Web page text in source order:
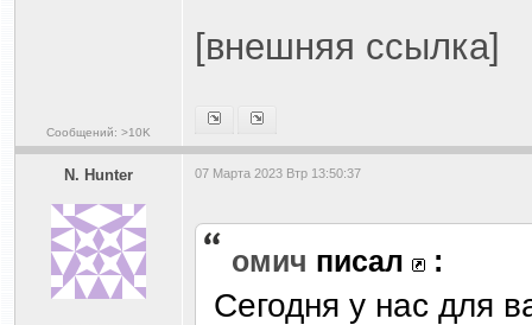
Сообщений: >10K
[внешняя ссылка]
N. Hunter 07 Марта 2023 Втр 13:50:37
омич писал :
Сегодня у нас для